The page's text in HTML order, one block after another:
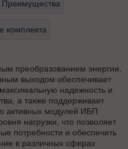
Преимущества
комплекта
преобразованием энергии,
выходом обеспечивает
надежность и
а также поддерживает
активных модулей ИБП
нагрузки, что позволяет
потребности и обеспечить
в различных сферах